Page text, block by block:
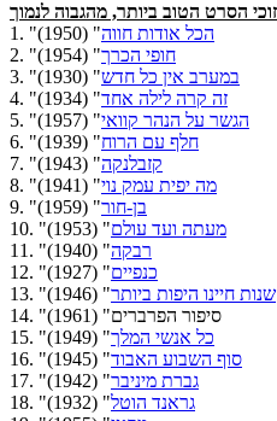
1. "
הכל אודות חווה" (1950)
2. "
חופי הכרך" (1954)
3. "
במערב אין כל חדש" (1930)
4. "
זה קרה לילה אחד" (1934)
5. "
הגשר על הנהר קוואי" (1957)
6. "
חלף עם הרוח" (1939)
7. "
קזבלנקה" (1943)
8. "
מה יפית עמק נוי" (1941)
9. "
בן-חור" (1959)
10. "
מעתה ועד עולם" (1953)
11. "
רבקה" (1940)
12. "
כנפיים" (1927)
13. "
שנות חיינו היפות ביותר" (1946)
14. "סיפור הפרברים" (1961)
15. "
כל אנשי המלך" (1949)
16. "
סוף השבוע האבוד" (1945)
17. "
גברת מיניבר" (1942)
18. "
גראנד הוטל" (1932)